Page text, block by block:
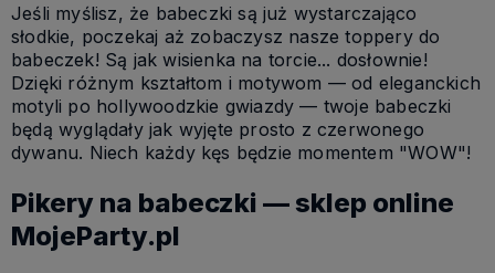
Jeśli myślisz, że babeczki są już wystarczająco
słodkie, poczekaj aż zobaczysz nasze toppery do
babeczek! Są jak wisienka na torcie... dosłownie!
Dzięki różnym kształtom i motywom — od eleganckich
motyli po hollywoodzkie gwiazdy — twoje babeczki
będą wyglądały jak wyjęte prosto z czerwonego
dywanu. Niech każdy kęs będzie momentem "WOW"!
Pikery na babeczki — sklep online
MojeParty.pl